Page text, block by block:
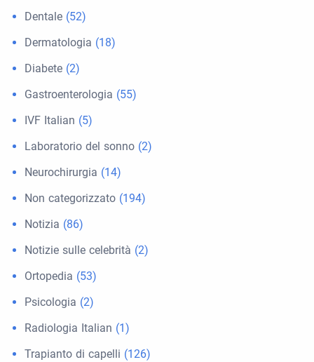
Dentale (52)
Dermatologia (18)
Diabete (2)
Gastroenterologia (55)
IVF Italian (5)
Laboratorio del sonno (2)
Neurochirurgia (14)
Non categorizzato (194)
Notizia (86)
Notizie sulle celebrità (2)
Ortopedia (53)
Psicologia (2)
Radiologia Italian (1)
Trapianto di capelli (126)